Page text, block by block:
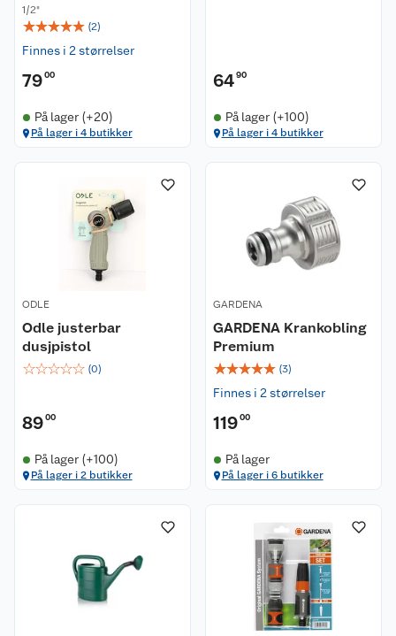
1/2"
☆☆☆☆☆ (2)
Finnes i 2 størrelser
7900
På lager (+20)
På lager i 4 butikker
6490
På lager (+100)
På lager i 4 butikker
ODLE
Odle justerbar
dusjpistol
☆☆☆☆☆ (0)
8900
På lager (+100)
På lager i 2 butikker
GARDENA
GARDENA Krankobling
Premium
☆☆☆☆☆ (3)
Finnes i 2 størrelser
11900
På lager
På lager i 6 butikker